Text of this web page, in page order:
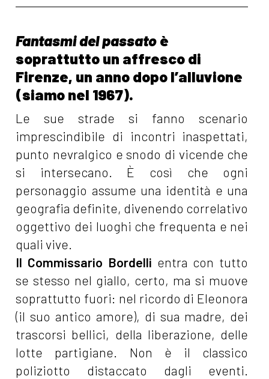
Fantasmi del passato è
soprattutto un affresco di
Firenze, un anno dopo l’alluvione
(siamo nel 1967).
Le sue strade si fanno scenario
imprescindibile di incontri inaspettati,
punto nevralgico e snodo di vicende che
si intersecano. È così che ogni
personaggio assume una identità e una
geografia definite, divenendo correlativo
oggettivo dei luoghi che frequenta e nei
quali vive.
Il Commissario Bordelli entra con tutto
se stesso nel giallo, certo, ma si muove
soprattutto fuori: nel ricordo di Eleonora
(il suo antico amore), di sua madre, dei
trascorsi bellici, della liberazione, delle
lotte partigiane. Non è il classico
poliziotto distaccato dagli eventi.